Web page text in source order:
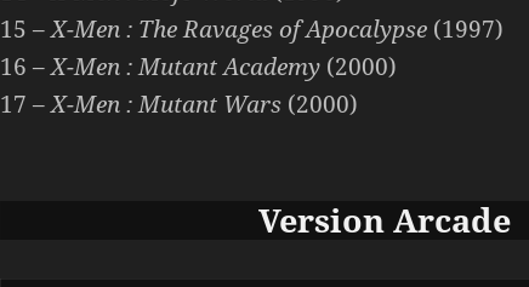
15 –X-Men : The Ravages of Apocalypse (1997)
16 –X-Men : Mutant Academy (2000)
17 –X-Men : Mutant Wars (2000)
Version Arcade